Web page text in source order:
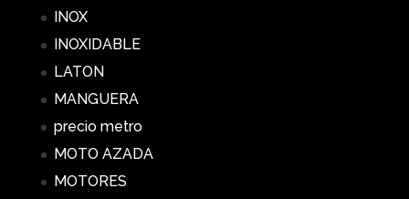
INOX
INOXIDABLE
LATON
MANGUERA
precio metro
MOTO AZADA
MOTORES